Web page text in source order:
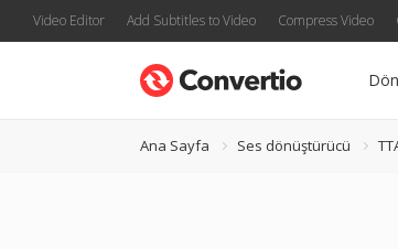
Video Editor Add Subtitles to Video Compress Video
Ana Sayfa Ses dönüştürücü